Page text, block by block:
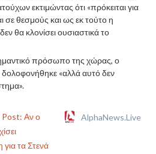
εκτιμώντας ότι «πρόκειται για
σε θεσμούς και ως εκ τούτο η
θα κλονίσει ουσιαστικά το
πρόσωπο της χώρας, ο
«αλλά αυτό δεν
Post: Αν ο
για τα Στενά
AlphaNews.Live